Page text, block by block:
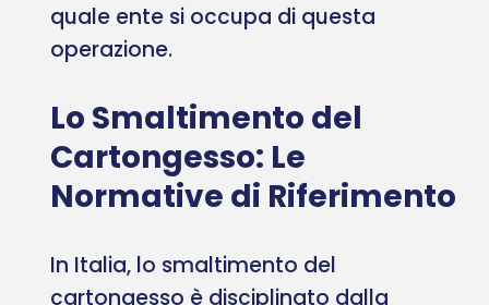
quale ente si occupa di questa
operazione.
Lo Smaltimento del
Cartongesso: Le
Normative di Riferimento
In Italia, lo smaltimento del
cartongesso è disciplinato dalla